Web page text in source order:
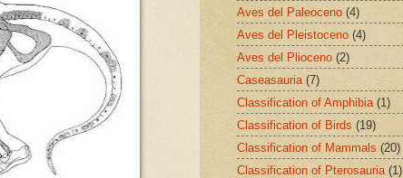
Aves del Paleoceno (4)
Aves del Pleistoceno (4)
Aves del Plioceno (2)
Caseasauria (7)
Classification of Amphibia (1)
Classification of Birds (19)
Classification of Mammals (20)
Classification of Pterosauria (1)